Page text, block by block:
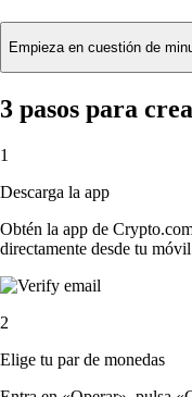
Empieza en cuestión de
3 pasos para
1
Descarga la app
Obtén la app de
directamente desde tu
2
Elige tu par de monedas